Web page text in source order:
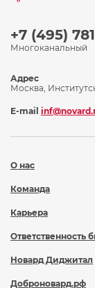
+7 (495)
Многоканальный
О нас
Команда
Карьера
Ответственность
Новард Диджитал
Доброновард.рф
Адрес
Москва,
E-mail